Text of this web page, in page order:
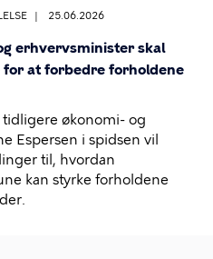
25.06.2026
erhvervsminister skal
at forbedre forholdene
økonomi- og
Espersen i spidsen vil
til, hvordan
kan styrke forholdene